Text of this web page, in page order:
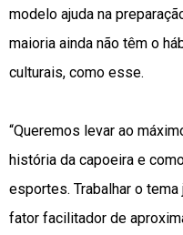
modelo ajuda na
maioria ainda não têm o
culturais, como esse.
“Queremos levar ao
história da capoeira e
esportes. Trabalhar o
fator facilitador de